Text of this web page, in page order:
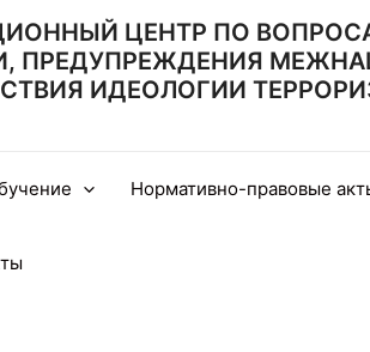
ЦЕНТР ПО
ПРЕДУПРЕЖДЕНИЯ
ИДЕОЛОГИИ
Нормативно-правовые